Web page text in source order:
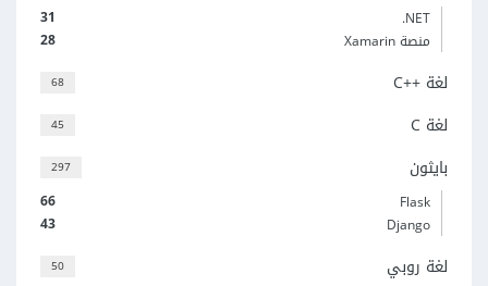
31
‎.NET
28
منصة Xamarin
68 لغة C++‎
45 لغة C
297 بايثون
66
Flask
43
Django
50 لغة روبي